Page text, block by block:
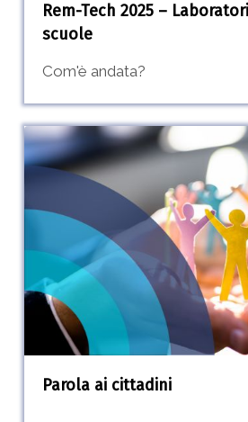
Rem-Tech 2025 –
scuole
Com'è andata?
Parola
ai
Parola ai cittadini